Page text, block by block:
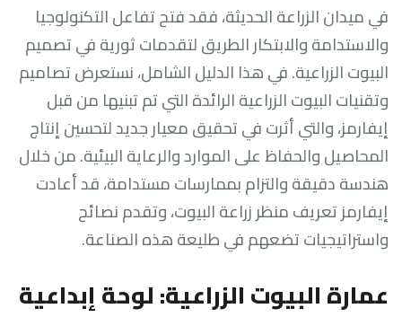
في ميدان الزراعة الحديثة، فقد فتح تفاعل التكنولوجيا
والاستدامة والابتكار الطريق لتقدمات ثورية في تصميم
البيوت الزراعية. في هذا الدليل الشامل، نستعرض تصاميم
وتقنيات البيوت الزراعية الرائدة التي تم تبنيها من قبل
إيفارمز، والتي أثرت في تحقيق معيار جديد لتحسين إنتاج
المحاصيل والحفاظ على الموارد والرعاية البيئية. من خلال
هندسة دقيقة والتزام بممارسات مستدامة، قد أعادت
إيفارمز تعريف منظر زراعة البيوت، وتقدم نصائح
واستراتيجيات تضعهم في طليعة هذه الصناعة.
عمارة البيوت الزراعية: لوحة إبداعية